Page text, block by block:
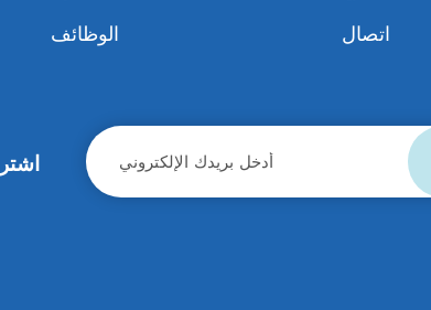
الوظائف
اتصال